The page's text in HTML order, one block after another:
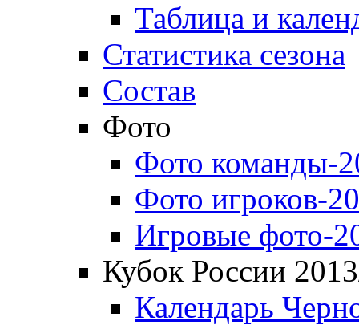
Таблица и
Статистика сезона
Состав
Фото
Фото команды-
Фото игроков-
Игровые фото-
Кубок России
Календарь